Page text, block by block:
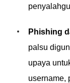
Phishing
palsu
upaya
username,